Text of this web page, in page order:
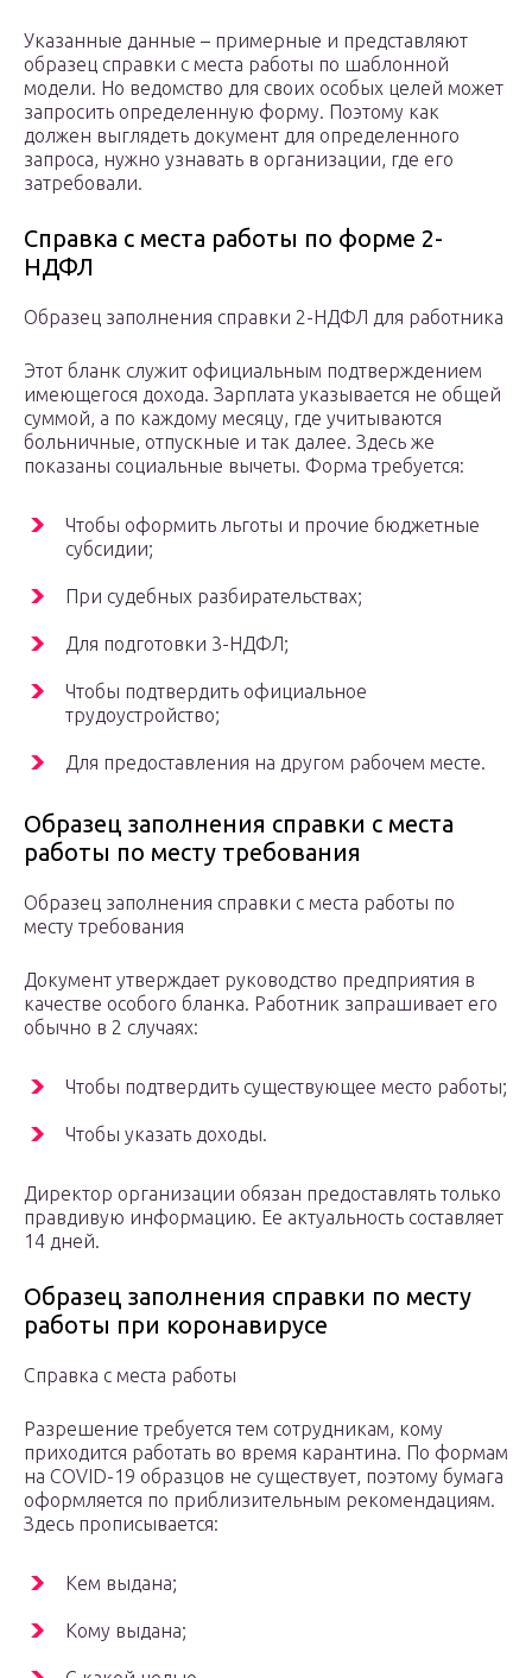
Указанные данные – примерные и представляют
образец справки с места работы по шаблонной
модели. Но ведомство для своих особых целей может
запросить определенную форму. Поэтому как
должен выглядеть документ для определенного
запроса, нужно узнавать в организации, где его
затребовали.
Справка с места работы по форме 2-
НДФЛ
Образец заполнения справки 2-НДФЛ для работника
Этот бланк служит официальным подтверждением
имеющегося дохода. Зарплата указывается не общей
суммой, а по каждому месяцу, где учитываются
больничные, отпускные и так далее. Здесь же
показаны социальные вычеты. Форма требуется:
Чтобы оформить льготы и прочие бюджетные
субсидии;
При судебных разбирательствах;
Для подготовки 3-НДФЛ;
Чтобы подтвердить официальное
трудоустройство;
Для предоставления на другом рабочем месте.
Образец заполнения справки с места
работы по месту требования
Образец заполнения справки с места работы по
месту требования
Документ утверждает руководство предприятия в
качестве особого бланка. Работник запрашивает его
обычно в 2 случаях:
Чтобы подтвердить существующее место работы;
Чтобы указать доходы.
Директор организации обязан предоставлять только
правдивую информацию. Ее актуальность составляет
14 дней.
Образец заполнения справки по месту
работы при коронавирусе
Справка с места работы
Разрешение требуется тем сотрудникам, кому
приходится работать во время карантина. По формам
на COVID-19 образцов не существует, поэтому бумага
оформляется по приблизительным рекомендациям.
Здесь прописывается:
Кем выдана;
Кому выдана;